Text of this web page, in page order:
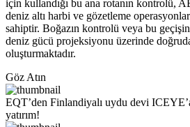
için kullandığı bu ana rotanın kontrolü,
deniz altı harbi ve gözetleme
sahiptir. Boğazın kontrolü veya bu
deniz gücü projeksiyonu üzerinde
oluşturmaktadır.
Göz Atın
EQT’den Finlandiyalı uydu devi
yatırım!